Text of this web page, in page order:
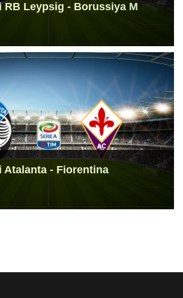
RB Leypsig - Borussiya M
Atalanta - Fiorentina